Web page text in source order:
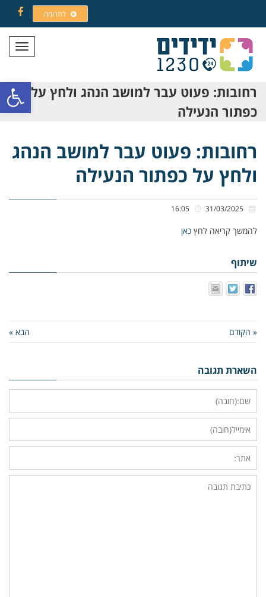
פתח
לתרומה
תפריט
רחובות: פעוט עבר למושב הנהג ולחץ על
כפתור הנעילה
רחובות: פעוט עבר למושב הנהג
ולחץ על כפתור הנעילה
להמשך קריאה לחץ כאן
שיתוף
« הקודם הבא »
השארת תגובה